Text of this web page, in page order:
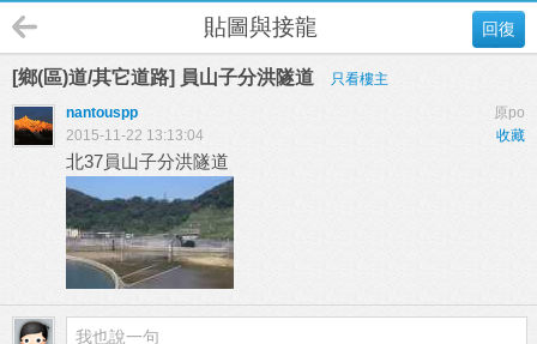
回復
貼圖與接龍
[鄉(區)道/其它道路] 員山子分洪隧道
只看樓主
原po
nantouspp
收藏
2015-11-22 13:13:04
北37員山子分洪隧道